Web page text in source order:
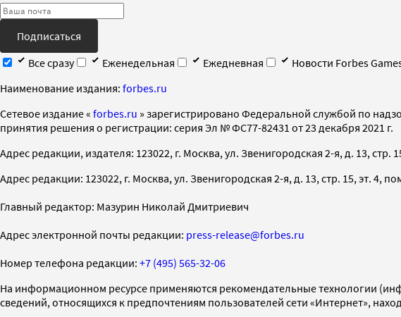
Подписаться
Все сразу
Еженедельная Ежедневная
Новости Forbes
Наименование издания: forbes.ru
Cетевое издание « forbes.ru » зарегистрировано Федеральной службой по
принятия решения о регистрации: серия Эл № ФС77-82431 от 23 декабря 2021 г.
Адрес редакции, издателя: 123022, г. Москва, ул. Звенигородская 2-я, д. 13, стр.
Адрес редакции: 123022, г. Москва, ул. Звенигородская 2-я, д. 13, стр. 15, эт. 4,
Главный редактор: Мазурин Николай Дмитриевич
Адрес электронной почты редакции: press-release@forbes.ru
Номер телефона редакции: +7 (495) 565-32-06
На информационном ресурсе применяются рекомендательные технологии
сведений, относящихся к предпочтениям пользователей сети «Интернет»,